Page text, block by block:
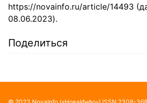
https://novainfo.ru/article/14493
08.06.2023).
Поделиться